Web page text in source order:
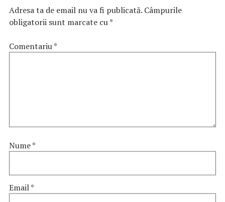
Adresa ta de email nu va fi publicată. Câmpurile
obligatorii sunt marcate cu*
Comentariu*
Nume*
Email*